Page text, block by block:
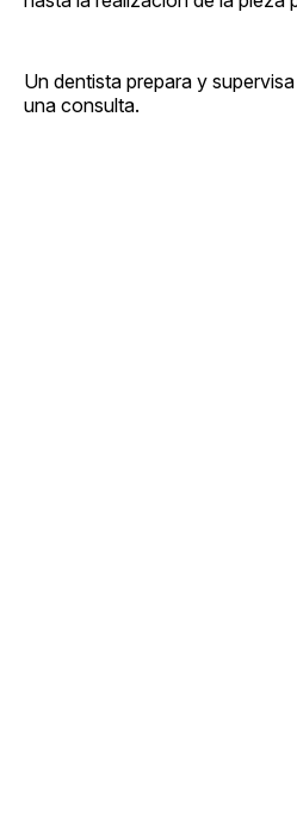
Un dentista prepara y
una consulta.